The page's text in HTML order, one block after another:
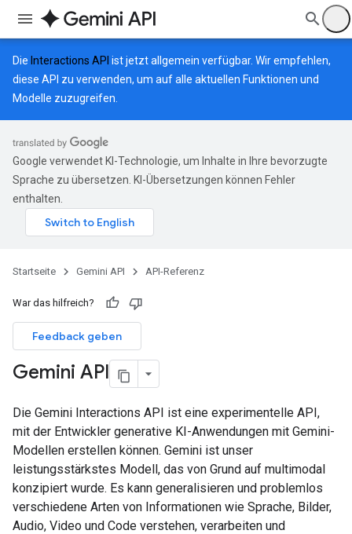
Die Interactions API ist jetzt allgemein verfügbar. Wir empfehlen,
diese API zu verwenden, um auf alle aktuellen Funktionen und
Modelle zuzugreifen.
Google verwendet KI-Technologie, um Inhalte in Ihre bevorzugte
Sprache zu übersetzen. KI-Übersetzungen können Fehler
enthalten.
Startseite Gemini API API-Referenz
War das hilfreich?
Feedback geben
Gemini API
Die Gemini Interactions API ist eine experimentelle API,
mit der Entwickler generative KI-Anwendungen mit Gemini-
Modellen erstellen können. Gemini ist unser
leistungsstärkstes Modell, das von Grund auf multimodal
konzipiert wurde. Es kann generalisieren und problemlos
verschiedene Arten von Informationen wie Sprache, Bilder,
Audio, Video und Code verstehen, verarbeiten und